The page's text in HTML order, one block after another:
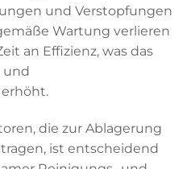
und Verstopfungen
Wartung verlieren
an Effizienz, was das
und
die zur Ablagerung
ist entscheidend